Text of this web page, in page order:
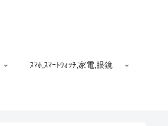
ｽﾏﾎ,ｽﾏｰﾄｳｫｯﾁ,家電,眼鏡